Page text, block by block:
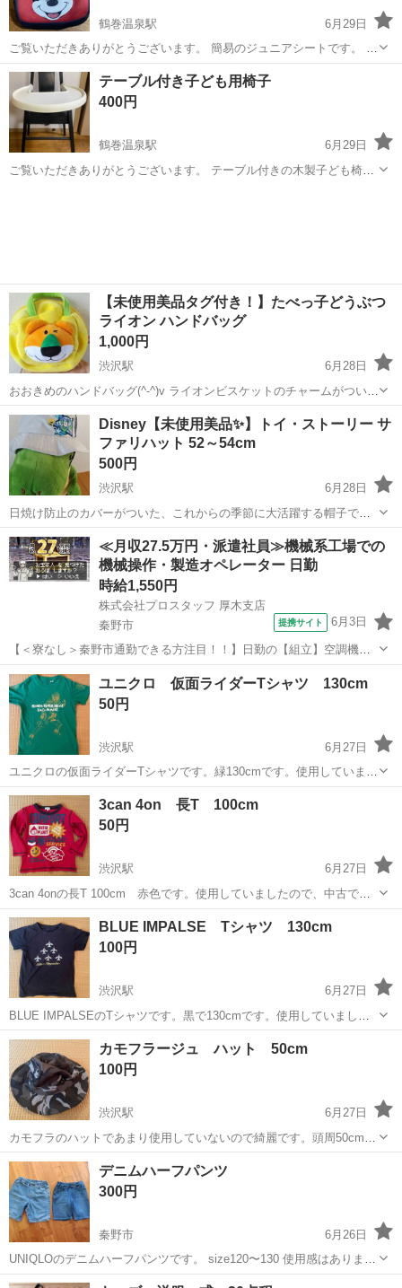
鶴巻温泉駅
6月29日
ご覧いただきありがとうございます。 簡易のジュニアシートです。 ご
検討よろしくお願いいたします。
神奈川 秦野市 鶴巻温泉駅 キッズ用品
テーブル付き子ども用椅子
400円
鶴巻温泉駅
6月29日
ご覧いただきありがとうございます。 テーブル付きの木製子ども椅子
【未使用美品タグ付き！】たべっ子どうぶつ
ライオン ハンドバッグ
1,000円
渋沢駅
6月28日
おおきめのハンドバッグ(^-^)v ライオンビスケットのチャームがつい
て、おしゃれです。 入園、入学式などでご利用いただければ 目立ちま
す。 話題独り占め！かな？ ふだんづかいでも、かなり目立ちます！
...
神奈川 秦野市 渋沢駅 キッズ用品 ライオン
Disney【未使用美品✨】トイ・ストーリー サ
ファリハット 52～54cm
500円
渋沢駅
6月28日
日焼け防止のカバーがついた、これからの季節に大活躍する帽子で
す。 熱中症の予防にも！ …帽子が大量なので、未使用ですが出品しま
す。 ライトグレーの、品のある色合いです。 バズライトイヤーと冒険
へ出掛けよう！ ...
神奈川 秦野市 渋沢駅 キッズ用品 サファイア
≪月収27.5万円・派遣社員≫機械系工場での
機械操作・製造オペレーター 日勤
時給1,550円
株式会社プロスタッフ 厚木支店
秦野市
提携サイト 6月3日
【＜寮なし＞秦野市通勤できる方注目！！】日勤の【組立】空調機製
造業での勤務／神奈川県勤務 業務用空調機の組立・仕上げ作業 インパ
クトドライバーを用いて空調機を組立て頂きます。 オーダーメイド製
品の為同じ作業を繰り返す事はな...
神奈川 秦野市 その他
ユニクロ 仮面ライダーTシャツ 130cm
50円
渋沢駅
6月27日
ユニクロの仮面ライダーTシャツです。緑130cmです。使用していまし
たので、中古であることをご理解いただき宜しくお願い致します。
神奈川 秦野市 キッズ用品
3can 4on 長T 100cm
50円
渋沢駅
6月27日
3can 4onの長T 100cm 赤色です。使用していましたので、中古であ
ることをご理解いただき宜しくお願い致します。
神奈川 秦野市
BLUE IMPALSE Tシャツ 130cm
100円
渋沢駅
6月27日
BLUE IMPALSEのTシャツです。黒で130cmです。使用していました
ので、中古であることをご理解いただき宜しくお願い致します。
神奈川 秦野市
カモフラージュ ハット 50cm
100円
渋沢駅
6月27日
カモフラのハットであまり使用していないので綺麗です。頭周50cmで
す。使用していましたので、中古であることをご理解いただき宜しく
お願い致します。
神奈川 秦野市 キッズ用品
デニムハーフパンツ
300円
秦野市
6月26日
UNIQLOのデニムハーフパンツです。 size120〜130 使用感はあります
が破損等はないと思われます。
神奈川 秦野市 キッズ用品 ハーフパンツ